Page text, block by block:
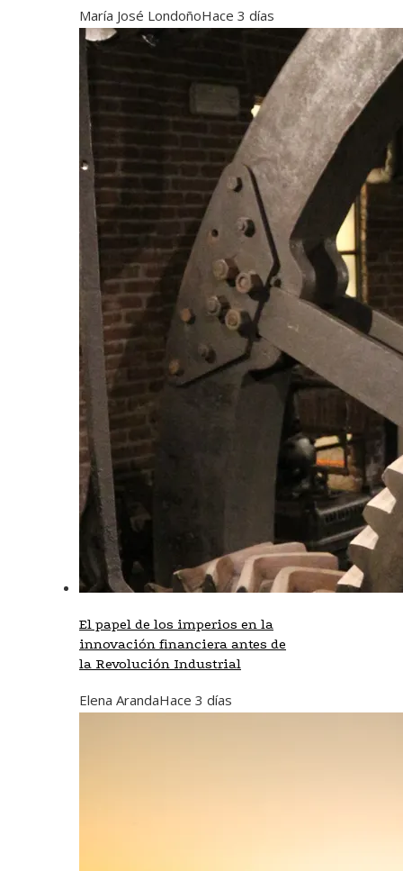
María José LondoñoHace 3 días
El papel de los imperios en la
innovación financiera antes de
la Revolución Industrial
Elena ArandaHace 3 días